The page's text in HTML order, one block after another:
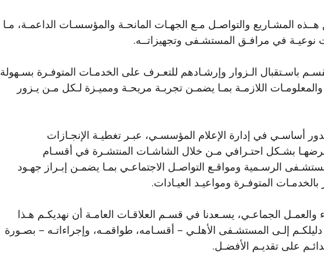
هــذه المشـاريع والتواصـل مـع الجهـات المانحـة والمؤسسـات الداعمـة، مـا
في مرافـق المستشـفى وتجهيزاتــه.
باسـتقبال الـزوار وإرشـادهم للتعـرف على الخدمـات المتوفـرة بسـهولة
اللازمـة بمـا يضمـن تجربـة مريحـة ومميـزة لـكل مـن يـزور
أساسـي في إدارة الإعلام المؤسسـي، عبـر تغطيـة الإنجـازات
بشـكل احتـرافي مـن خلال الشاشـات المنتشـرة في أقسـام
الرسـمية ومواقـع التواصـل الاجتماعـي بمـا يضمـن إبـراز جهـود
المتوفـرة ومواعيـد العيـادات.
والعمـل الجماعـي، يسـعدنا في قسـم العلاقـات العامـة أن نهديكـم هـذا
دليلكـم إلـى المستشـفى الأهلـي – أقسـامه، طواقمـه، وإجراءاتـه – بصـورة
على تقديـم الأفضـل.